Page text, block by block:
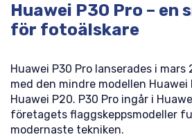
Huawei P30 Pro – en
för fotoälskare
Huawei P30 Pro lanserades i mars
med den mindre modellen
Huawei P20. P30 Pro ingår i
företagets flaggskeppsmodeller
modernaste tekniken.